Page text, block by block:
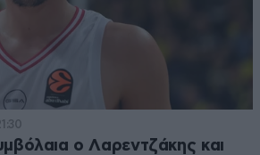
ο Λαρεντζάκης και